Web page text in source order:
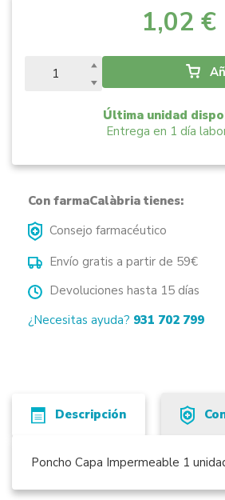
1,02 €
Última unidad
Entrega en 1 día
Con farmaCalàbria tienes:
Consejo farmacéutico
Envío gratis a partir de 59€
Devoluciones hasta 15 días
¿Necesitas ayuda? 931 702 799
Descripción
Poncho Capa Impermeable 1